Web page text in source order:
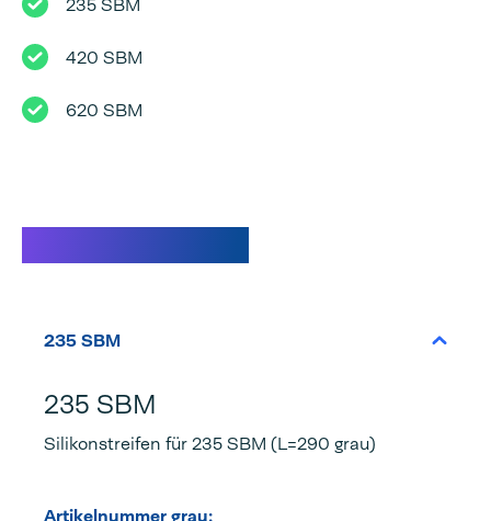
235 SBM
420 SBM
620 SBM
235 SBM
235 SBM
Silikonstreifen für 235 SBM (L=290 grau)
Artikelnummer grau: